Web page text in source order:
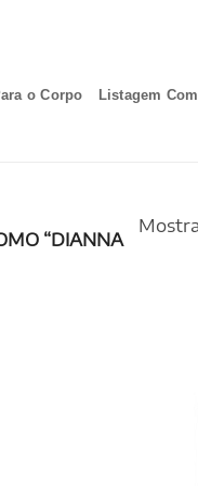
o Corpo Listagem
“DIANNA